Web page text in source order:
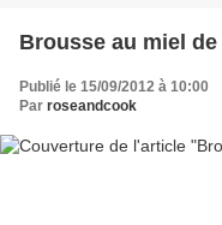
Brousse au miel
Publié le 15/09/2012 à 10:00
Par roseandcook